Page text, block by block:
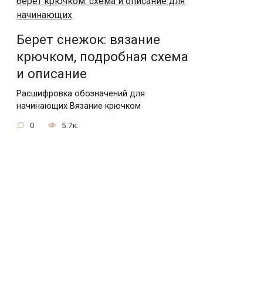
Берет снежок: вязание
крючком, подробная схема
и описание
Расшифровка обозначений для
начинающих Вязание крючком
0 5.7к.